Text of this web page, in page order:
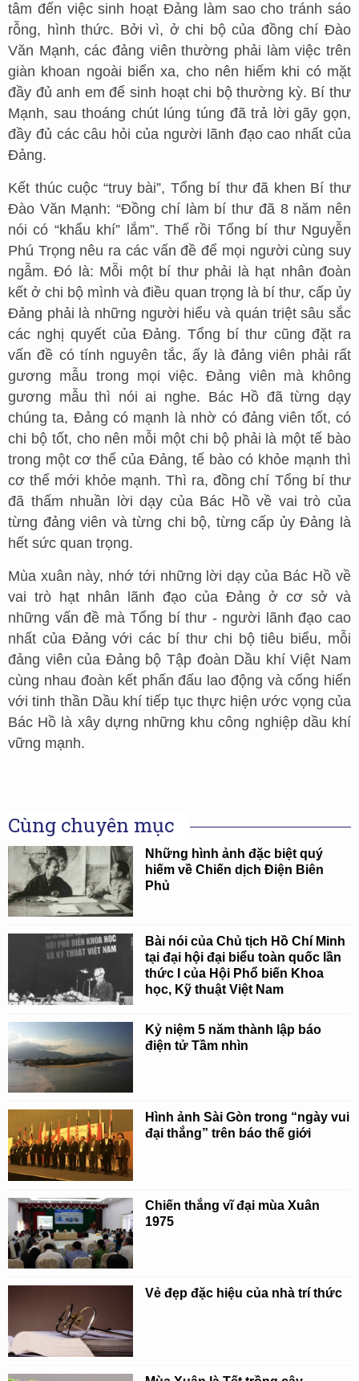
tâm đến việc sinh hoạt Đảng làm sao cho tránh sáo
rỗng, hình thức. Bởi vì, ở chi bộ của đồng chí Đào
Văn Mạnh, các đảng viên thường phải làm việc trên
giàn khoan ngoài biển xa, cho nên hiếm khi có mặt
đầy đủ anh em để sinh hoạt chi bộ thường kỳ. Bí thư
Mạnh, sau thoáng chút lúng túng đã trả lời gãy gọn,
đầy đủ các câu hỏi của người lãnh đạo cao nhất của
Đảng.
Kết thúc cuộc “truy bài”, Tổng bí thư đã khen Bí thư
Đào Văn Mạnh: “Đồng chí làm bí thư đã 8 năm nên
nói có “khẩu khí” lắm”. Thế rồi Tổng bí thư Nguyễn
Phú Trọng nêu ra các vấn đề để mọi người cùng suy
ngẫm. Đó là: Mỗi một bí thư phải là hạt nhân đoàn
kết ở chi bộ mình và điều quan trọng là bí thư, cấp ủy
Đảng phải là những người hiểu và quán triệt sâu sắc
các nghị quyết của Đảng. Tổng bí thư cũng đặt ra
vấn đề có tính nguyên tắc, ấy là đảng viên phải rất
gương mẫu trong mọi việc. Đảng viên mà không
gương mẫu thì nói ai nghe. Bác Hồ đã từng dạy
chúng ta, Đảng có mạnh là nhờ có đảng viên tốt, có
chi bộ tốt, cho nên mỗi một chi bộ phải là một tế bào
trong một cơ thể của Đảng, tế bào có khỏe mạnh thì
cơ thể mới khỏe mạnh. Thì ra, đồng chí Tổng bí thư
đã thấm nhuần lời dạy của Bác Hồ về vai trò của
từng đảng viên và từng chi bộ, từng cấp ủy Đảng là
hết sức quan trọng.
Mùa xuân này, nhớ tới những lời dạy của Bác Hồ về
vai trò hạt nhân lãnh đạo của Đảng ở cơ sở và
những vấn đề mà Tổng bí thư - người lãnh đạo cao
nhất của Đảng với các bí thư chi bộ tiêu biểu, mỗi
đảng viên của Đảng bộ Tập đoàn Dầu khí Việt Nam
cùng nhau đoàn kết phấn đấu lao động và cống hiến
với tinh thần Dầu khí tiếp tục thực hiện ước vọng của
Bác Hồ là xây dựng những khu công nghiệp dầu khí
vững mạnh.
Cùng chuyên mục
Những hình ảnh đặc biệt quý
hiếm về Chiến dịch Điện Biên
Phủ
Bài nói của Chủ tịch Hồ Chí Minh
tại đại hội đại biểu toàn quốc lần
thức I của Hội Phổ biến Khoa
học, Kỹ thuật Việt Nam
Kỷ niệm 5 năm thành lập báo
điện tử Tầm nhìn
Hình ảnh Sài Gòn trong “ngày vui
đại thắng” trên báo thế giới
Chiến thắng vĩ đại mùa Xuân
1975
Vẻ đẹp đặc hiệu của nhà trí thức